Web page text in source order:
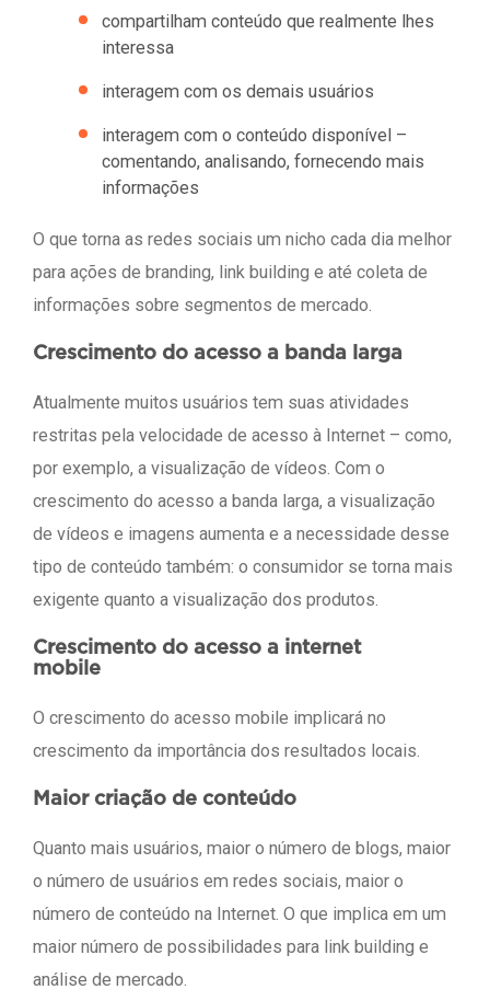
compartilham conteúdo que realmente lhes
interessa
interagem com os demais usuários
interagem com o conteúdo disponível –
comentando, analisando, fornecendo mais
informações
O que torna as redes sociais um nicho cada dia melhor
para ações de branding, link building e até coleta de
informações sobre segmentos de mercado.
Crescimento do acesso a banda larga
Atualmente muitos usuários tem suas atividades
restritas pela velocidade de acesso à Internet – como,
por exemplo, a visualização de vídeos. Com o
crescimento do acesso a banda larga, a visualização
de vídeos e imagens aumenta e a necessidade desse
tipo de conteúdo também: o consumidor se torna mais
exigente quanto a visualização dos produtos.
Crescimento do acesso a internet
mobile
O crescimento do acesso mobile implicará no
crescimento da importância dos resultados locais.
Maior criação de conteúdo
Quanto mais usuários, maior o número de blogs, maior
o número de usuários em redes sociais, maior o
número de conteúdo na Internet. O que implica em um
maior número de possibilidades para link building e
análise de mercado.